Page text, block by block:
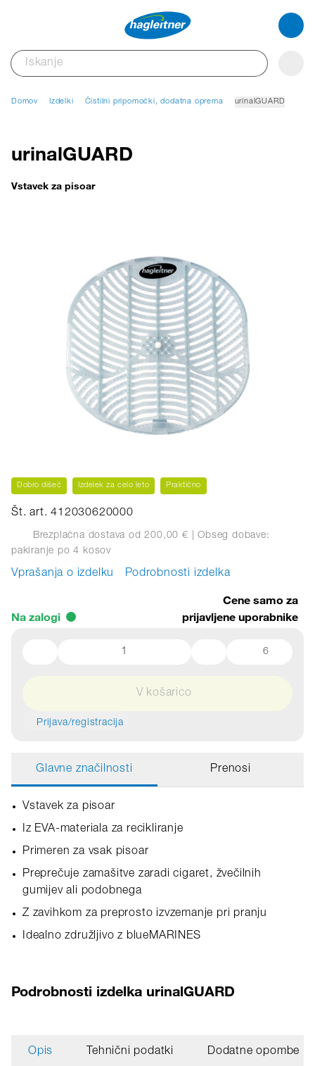
Domov Izdelki Čistilni pripomočki, dodatna oprema urinalGUARD
urinalGUARD
Vstavek za pisoar
Dobro dišeč Izdelek za celo leto Praktično
Št. art. 412030620000
Brezplačna dostava od 200,00 € | Obseg dobave:
pakiranje po 4 kosov
Vprašanja o izdelku Podrobnosti izdelka
Na zalogi
Cene samo za
prijavljene uporabnike
6
V košarico
Prijava/registracija
Glavne značilnosti Prenosi
Vstavek za pisoar
Iz EVA-materiala za recikliranje
Primeren za vsak pisoar
Preprečuje zamašitve zaradi cigaret, žvečilnih
gumijev ali podobnega
Z zavihkom za preprosto izvzemanje pri pranju
Idealno združljivo z blueMARINES
Podrobnosti izdelka urinalGUARD
Opis Tehnični podatki Dodatne opombe